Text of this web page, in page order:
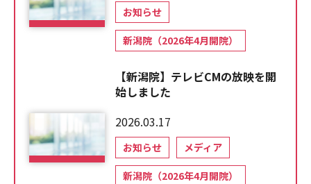
お知らせ
新潟院（2026年4月開院）
【新潟院】テレビCMの放映を開
始しました
2026.03.17
お知らせ メディア
新潟院（2026年4月開院）